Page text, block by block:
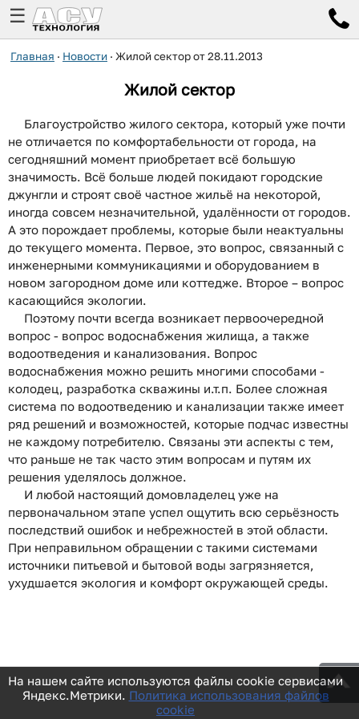
☰
Главная · Новости · Жилой сектор от 28.11.2013
Жилой сектор
Благоустройство жилого сектора, который уже почти
не отличается по комфортабельности от города, на
сегодняшний момент приобретает всё большую
значимость. Всё больше людей покидают городские
джунгли и строят своё частное жильё на некоторой,
иногда совсем незначительной, удалённости от городов.
А это порождает проблемы, которые были неактуальны
до текущего момента. Первое, это вопрос, связанный с
инженерными коммуникациями и оборудованием в
новом загородном доме или коттедже. Второе – вопрос
касающийся экологии.
Поэтому почти всегда возникает первоочередной
вопрос - вопрос водоснабжения жилища, а также
водоотведения и канализования. Вопрос
водоснабжения можно решить многими способами -
колодец, разработка скважины и.т.п. Более сложная
система по водоотведению и канализации также имеет
ряд решений и возможностей, которые подчас известны
не каждому потребителю. Связаны эти аспекты с тем,
что раньше не так часто этим вопросам и путям их
решения уделялось должное.
И любой настоящий домовладелец уже на
первоначальном этапе успел ощутить всю серьёзность
последствий ошибок и небрежностей в этой области.
При неправильном обращении с такими системами
источники питьевой и бытовой воды загрязняется,
ухудшается экология и комфорт окружающей среды.
На нашем сайте используются файлы cookie сервисами
Яндекс.Метрики. Политика использования файлов
cookie